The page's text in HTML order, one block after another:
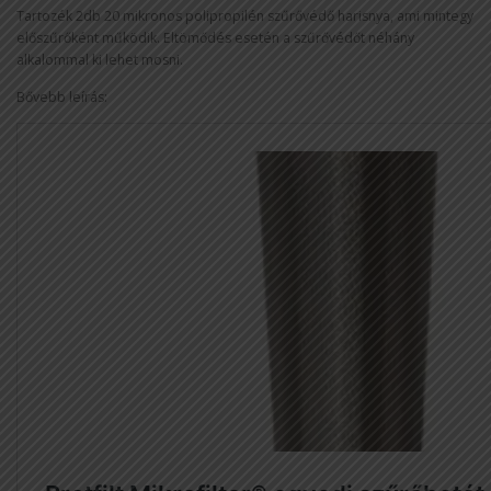
Tartozék 2db 20 mikronos polipropilén szűrővédő harisnya, ami mintegy
előszűrőként működik. Eltömődés esetén a szűrővédőt néhány
alkalommal ki lehet mosni.
Bővebb leírás: